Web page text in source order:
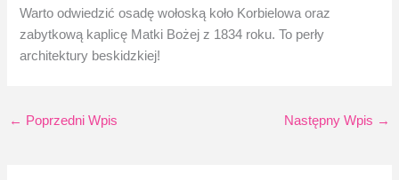
Warto odwiedzić osadę wołoską koło Korbielowa oraz
zabytkową kaplicę Matki Bożej z 1834 roku. To perły
architektury beskidzkiej!
← Poprzedni Wpis Następny Wpis →